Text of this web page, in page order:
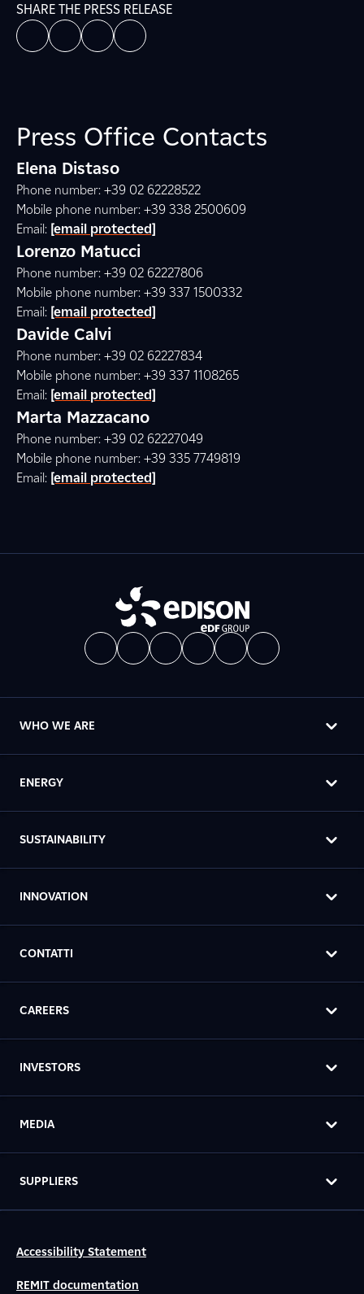
SHARE THE PRESS RELEASE
Press Office Contacts
Elena Distaso
Phone number: +39 02 62228522
Mobile phone number: +39 338 2500609
Email: [email protected]
Lorenzo Matucci
Phone number: +39 02 62227806
Mobile phone number: +39 337 1500332
Email: [email protected]
Davide Calvi
Phone number: +39 02 62227834
Mobile phone number: +39 337 1108265
Email: [email protected]
Marta Mazzacano
Phone number: +39 02 62227049
Mobile phone number: +39 335 7749819
Email: [email protected]
WHO WE ARE
ENERGY
SUSTAINABILITY
INNOVATION
CONTATTI
CAREERS
INVESTORS
MEDIA
SUPPLIERS
Accessibility Statement
REMIT documentation